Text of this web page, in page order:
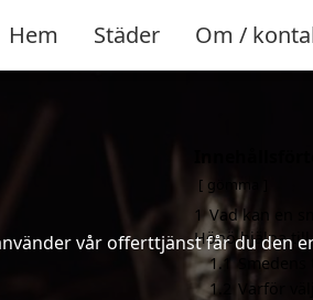
Hem Städer Om /
vår offerttjänst får du den
gömma
1 Vad kan en
Hönö hjälpa till
1.1
Smedens
1.2
Varför